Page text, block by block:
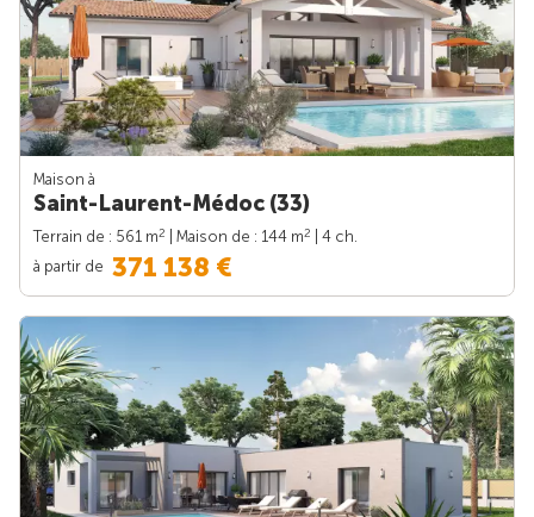
Maison à
Saint-Laurent-Médoc (33)
Terrain de : 561 m2 | Maison de : 144 m2
| 4 ch.
à partir de 371 138 €